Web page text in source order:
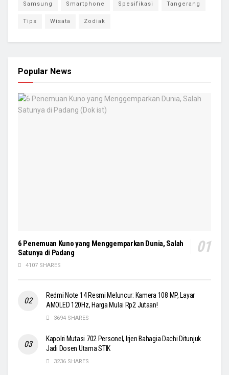
Samsung Smartphone Spesifikasi Tangerang
Tips Wisata Zodiak
Popular News
6 Penemuan Kuno yang Menggemparkan Dunia, Salah
Satunya di Padang
4107 SHARES
Redmi Note 14 Resmi Meluncur: Kamera 108 MP, Layar
AMOLED 120Hz, Harga Mulai Rp2 Jutaan!
3694 SHARES
Kapolri Mutasi 702 Personel, Irjen Bahagia Dachi Ditunjuk
Jadi Dosen Utama STIK
3236 SHARES